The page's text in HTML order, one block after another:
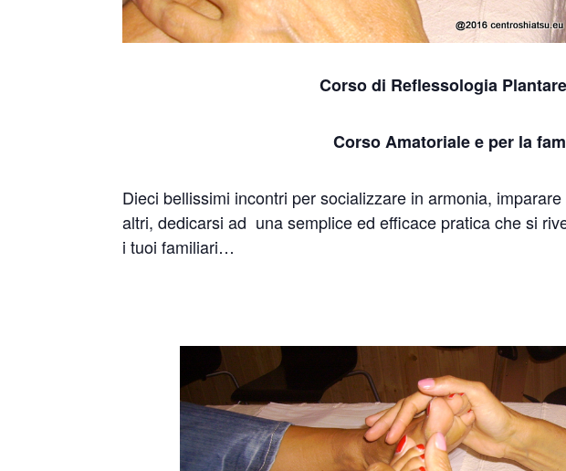
Corso di Reflessologia
Corso Amatoriale e per la
Dieci bellissimi incontri per socializzare in armonia,
altri, dedicarsi ad una semplice ed efficace pratica che si
i tuoi familiari…